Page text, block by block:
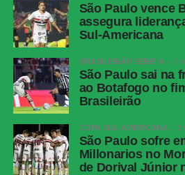
São Paulo vence
assegura
Sul-Americana
BRASILEIRÃO SÉRIE A 3
São Paulo sai na
ao Botafogo no
Brasileirão
COPA SUL-AMERICANA 3
São Paulo sofre
Millonarios no
de Dorival Júnior